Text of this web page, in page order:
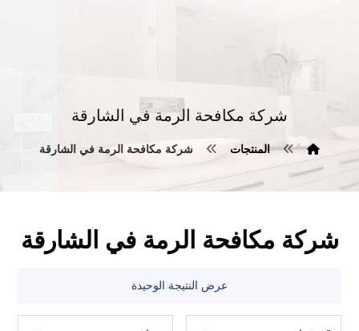
شركة مكافحة الرمة في الشارقة
المنتجات شركة مكافحة الرمة في الشارقة
شركة مكافحة الرمة في الشارقة
عرض النتيجة الوحيدة